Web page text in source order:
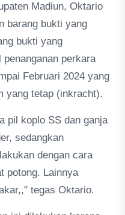
Madiun, Oktario
barang bukti yang
bukti yang
perkara
Februari 2024 yang
yang tetap (inkracht).
pil koplo SS dan ganja
sedangkan
dengan cara
potong. Lainnya
tegas Oktario.